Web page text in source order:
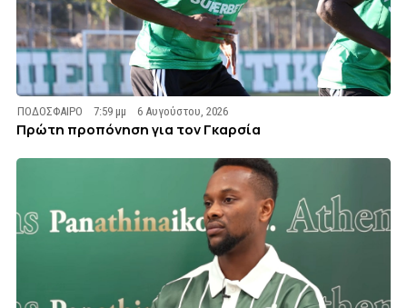
ΠΟΔΟΣΦΑΙΡΟ 7:59 μμ 6 Αυγούστου, 2026
Πρώτη προπόνηση για τον Γκαρσία